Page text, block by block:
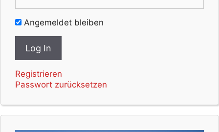
Angemeldet bleiben
Registrieren
Passwort zurücksetzen